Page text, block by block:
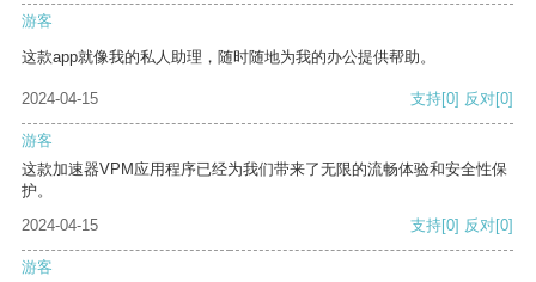
游客
这款app就像我的私人助理，随时随地为我的办公提供帮助。
2024-04-15 支持[0] 反对[0]
游客
这款加速器VPM应用程序已经为我们带来了无限的流畅体验和安全性保
护。
2024-04-15
支持[0] 反对[0]
游客